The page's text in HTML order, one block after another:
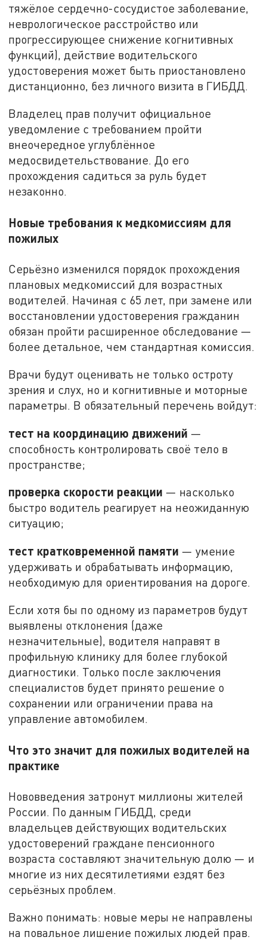
тяжёлое сердечно-сосудистое заболевание,
неврологическое расстройство или
прогрессирующее снижение когнитивных
функций), действие водительского
удостоверения может быть приостановлено
дистанционно, без личного визита в ГИБДД.
Владелец прав получит официальное
уведомление с требованием пройти
внеочередное углублённое
медосвидетельствование. До его
прохождения садиться за руль будет
незаконно.
Новые требования к медкомиссиям для
пожилых
Серьёзно изменился порядок прохождения
плановых медкомиссий для возрастных
водителей. Начиная с 65 лет, при замене или
восстановлении удостоверения гражданин
обязан пройти расширенное обследование —
более детальное, чем стандартная комиссия.
Врачи будут оценивать не только остроту
зрения и слух, но и когнитивные и моторные
параметры. В обязательный перечень войдут:
тест на координацию движений —
способность контролировать своё тело в
пространстве;
проверка скорости реакции — насколько
быстро водитель реагирует на неожиданную
ситуацию;
тест кратковременной памяти — умение
удерживать и обрабатывать информацию,
необходимую для ориентирования на дороге.
Если хотя бы по одному из параметров будут
выявлены отклонения (даже
незначительные), водителя направят в
профильную клинику для более глубокой
диагностики. Только после заключения
специалистов будет принято решение о
сохранении или ограничении права на
управление автомобилем.
Что это значит для пожилых водителей на
практике
Нововведения затронут миллионы жителей
России. По данным ГИБДД, среди
владельцев действующих водительских
удостоверений граждане пенсионного
возраста составляют значительную долю — и
многие из них десятилетиями ездят без
серьёзных проблем.
Важно понимать: новые меры не направлены
на повальное лишение пожилых людей прав.